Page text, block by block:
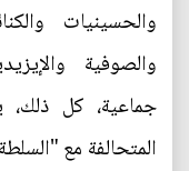
والحسينيات
والصوفية
جماعية، كل ذلك،